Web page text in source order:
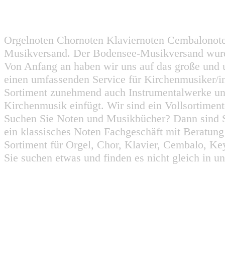
Orgelnoten Chornoten Klaviernoten
Musikversand. Der Bodensee-Musikversand
Von Anfang an haben wir uns auf das große
einen umfassenden Service für
Sortiment zunehmend auch Instrumentalwerke
Kirchenmusik einfügt. Wir sind ein
Suchen Sie Noten und Musikbücher? Dann
ein klassisches Noten Fachgeschäft mit
Sortiment für Orgel, Chor, Klavier, Cembalo,
Sie suchen etwas und finden es nicht gleich in